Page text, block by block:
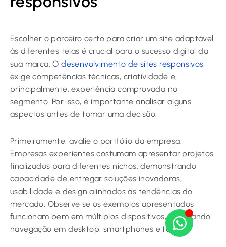
Escolher o parceiro certo para criar um site adaptável
às diferentes telas é crucial para o sucesso digital da
sua marca. Odesenvolvimento de sites responsivos
exige competências técnicas, criatividade e,
principalmente, experiência comprovada no
segmento. Por isso, é importante analisar alguns
aspectos antes de tomar uma decisão.
Primeiramente, avalie o portfólio da empresa.
Empresas experientes costumam apresentar projetos
finalizados para diferentes nichos, demonstrando
capacidade de entregar soluções inovadoras,
usabilidade e design alinhados às tendências do
mercado. Observe se os exemplos apresentados
funcionam bem em múltiplos dispositivos, verificando
navegação em desktop, smartphones e tablets.